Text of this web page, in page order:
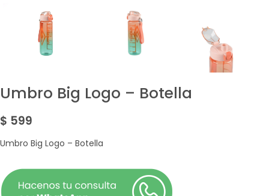
Umbro Big Logo – Botella
$ 599
Umbro Big Logo – Botella